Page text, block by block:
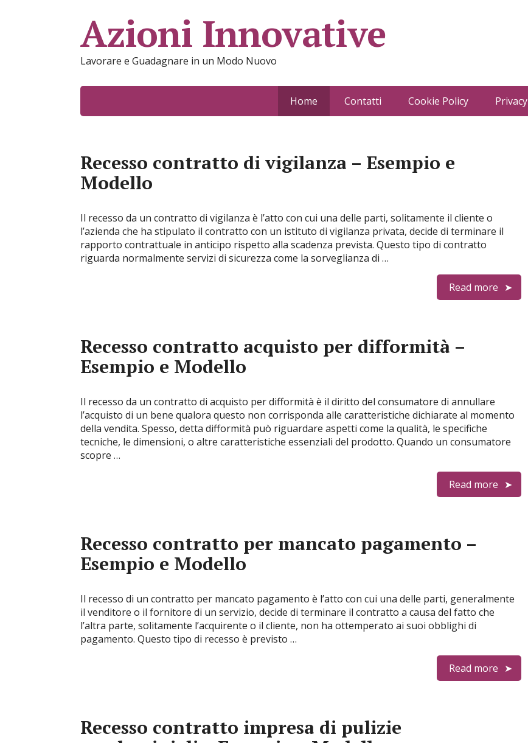
Azioni Innovative
Lavorare e Guadagnare in un Modo Nuovo
Home Contatti Cookie Policy Privacy
Recesso contratto di vigilanza – Esempio e
Modello
Il recesso da un contratto di vigilanza è l’atto con cui una delle parti, solitamente il cliente o
l’azienda che ha stipulato il contratto con un istituto di vigilanza privata, decide di terminare il
rapporto contrattuale in anticipo rispetto alla scadenza prevista. Questo tipo di contratto
riguarda normalmente servizi di sicurezza come la sorveglianza di …
Read more
Recesso contratto acquisto per difformità –
Esempio e Modello
Il recesso da un contratto di acquisto per difformità è il diritto del consumatore di annullare
l’acquisto di un bene qualora questo non corrisponda alle caratteristiche dichiarate al momento
della vendita. Spesso, detta difformità può riguardare aspetti come la qualità, le specifiche
tecniche, le dimensioni, o altre caratteristiche essenziali del prodotto. Quando un consumatore
scopre …
Read more
Recesso contratto per mancato pagamento –
Esempio e Modello
Il recesso di un contratto per mancato pagamento è l’atto con cui una delle parti, generalmente
il venditore o il fornitore di un servizio, decide di terminare il contratto a causa del fatto che
l’altra parte, solitamente l’acquirente o il cliente, non ha ottemperato ai suoi obblighi di
pagamento. Questo tipo di recesso è previsto …
Read more
Recesso contratto impresa di pulizie